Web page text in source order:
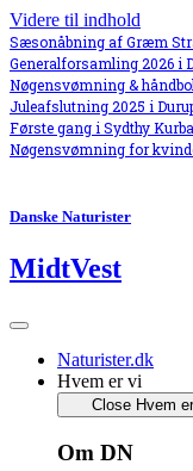
Videre til indhold
Sæsonåbning af Græm
Generalforsamling 2026 i
Nøgensvømning &
Juleafslutning 2025 i
Første gang i Sydthy
Nøgensvømning for
Danske Naturister
MidtVest
Naturister.dk
Hvem er vi
Close Hvem
Om DN